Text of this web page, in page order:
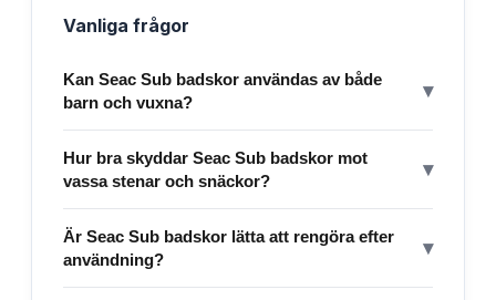
Vanliga frågor
Kan Seac Sub badskor användas av både
barn och vuxna?
▾
Hur bra skyddar Seac Sub badskor mot
vassa stenar och snäckor?
▾
Är Seac Sub badskor lätta att rengöra efter
användning?
▾